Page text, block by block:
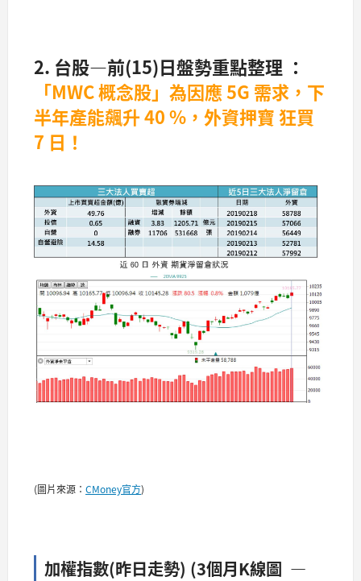
2. 台股—前(15)日盤勢重點整理 ：
「MWC 概念股」為因應 5G 需求，下
半年產能飆升 40 %，外資押寶 狂買
7 日！
(圖片來源： CMoney官方)
加權指數(昨日走勢) (3個月K線圖 —